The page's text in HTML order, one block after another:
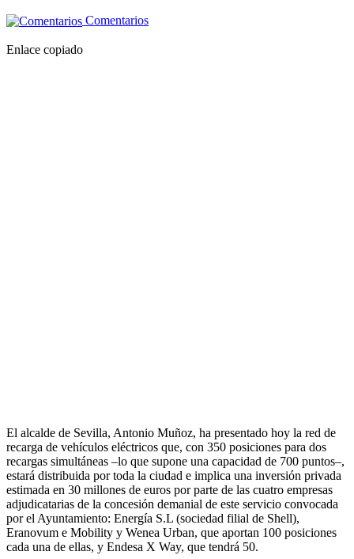
Comentarios
Enlace copiado
El alcalde de Sevilla, Antonio Muñoz, ha presentado hoy la red de
recarga de vehículos eléctricos que, con 350 posiciones para dos
recargas simultáneas –lo que supone una capacidad de 700 puntos–,
estará distribuida por toda la ciudad e implica una inversión privada
estimada en 30 millones de euros por parte de las cuatro empresas
adjudicatarias de la concesión demanial de este servicio convocada
por el Ayuntamiento: Energía S.L (sociedad filial de Shell),
Eranovum e Mobility y Wenea Urban, que aportan 100 posiciones
cada una de ellas, y Endesa X Way, que tendrá 50.